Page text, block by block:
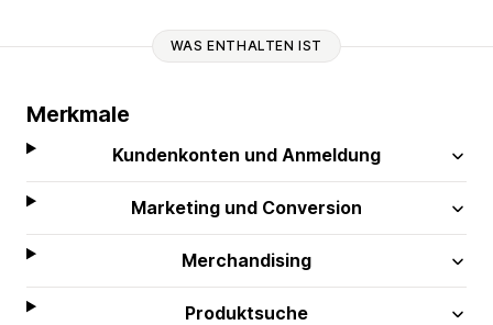
WAS ENTHALTEN IST
Merkmale
Kundenkonten und Anmeldung
Marketing und Conversion
Merchandising
Produktsuche